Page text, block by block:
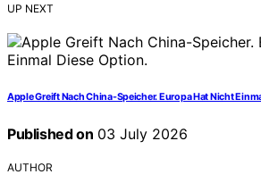
UP NEXT
Apple Greift Nach China-Speicher. Europa Hat Nicht
Published on 03 July 2026
AUTHOR